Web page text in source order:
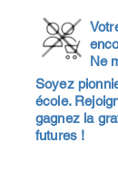
Ne
Soyez
école.
gagnez la
futures !